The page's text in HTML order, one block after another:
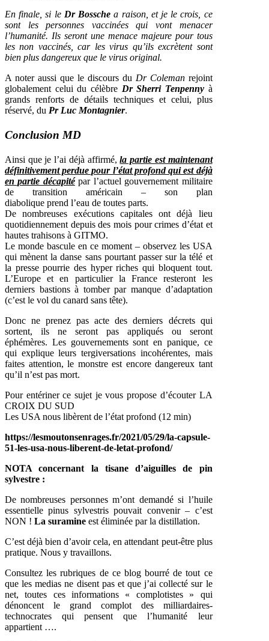
En finale, si le Dr Bossche a raison, et je le crois, ce
sont les personnes vaccinées qui vont menacer
l’humanité. Ils seront une menace majeure pour tous
les non vaccinés, car les virus qu’ils excrètent sont
bien plus dangereux que le virus original.
A noter aussi que le discours du Dr Colemanrejoint
globalement celui du célèbre Dr Sherri Tenpennyà
grands renforts de détails techniques et celui, plus
réservé, du Pr Luc Montagnier.
Conclusion MD
Ainsi que je l’ai déjà affirmé,la partie est maintenant
définitivement perdue pour l’état profond qui est déjà
en partie décapitépar l’actuel gouvernement militaire
de transition américain – son plan
diabolique prend l’eau de toutes parts.
De nombreuses exécutions capitales ont déjà lieu
quotidiennement depuis des mois pour crimes d’état et
hautes trahisons à GITMO.
Le monde bascule en ce moment – observez les USA
qui mènent la danse sans pourtant passer sur la télé et
la presse pourrie des hyper riches qui bloquent tout.
L’Europe et en particulier la France resteront les
derniers bastions à tomber par manque d’adaptation
(c’est le vol du canard sans tête).
Donc ne prenez pas acte des derniers décrets qui
sortent, ils ne seront pas appliqués ou seront
éphémères. Les gouvernements sont en panique, ce
qui explique leurs tergiversations incohérentes, mais
faites attention, le monstre est encore dangereux tant
qu’il n’est pas mort.
Pour entériner ce sujet je vous propose d’écouter LA
CROIX DU SUD
Les USA nous libèrent de l’état profond (12 min)
https://lesmoutonsenrages.fr/2021/05/29/la-capsule-
51-les-usa-nous-liberent-de-letat-profond/
NOTA concernant la tisane d’aiguilles de pin
sylvestre :
De nombreuses personnes m’ont demandé si l’huile
essentielle pinus sylvestris pouvait convenir – c’est
NON ! La suramine est éliminée par la distillation.
C’est déjà bien d’avoir cela, en attendant peut-être plus
pratique. Nous y travaillons.
Consultez les rubriques de ce blog bourré de tout ce
que les medias ne disent pas et que j’ai collecté sur le
net, toutes ces informations « complotistes » qui
dénoncent le grand complot des milliardaires-
technocrates qui pensent que l’humanité leur
appartient ….